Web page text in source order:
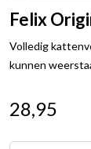
Felix
Volledig
kunnen
28,95